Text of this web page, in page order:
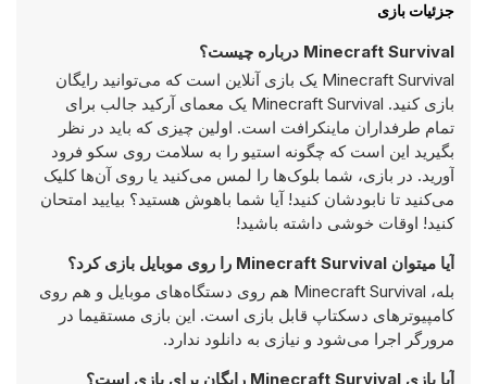
جزئیات بازی
Minecraft Survival درباره چیست؟
Minecraft Survival یک بازی آنلاین است که می‌توانید رایگان
بازی کنید. Minecraft Survival یک معمای آرکید جالب برای
تمام طرفداران ماینکرافت است. اولین چیزی که باید در نظر
بگیرید این است که چگونه استیو را به سلامت روی سکو فرود
آورید. در بازی، شما بلوک‌ها را لمس می‌کنید یا روی آن‌ها کلیک
می‌کنید تا نابودشان کنید! آیا شما باهوش هستید؟ بیایید امتحان
کنید! اوقات خوشی داشته باشید!
آیا میتوان Minecraft Survival را روی موبایل بازی کرد؟
بله، Minecraft Survival هم روی دستگاه‌های موبایل و هم روی
کامپیوترهای دسکتاپ قابل بازی است. این بازی مستقیما در
مرورگر اجرا می‌شود و نیازی به دانلود ندارد.
آیا بازی Minecraft Survival رایگان برای بازی است؟